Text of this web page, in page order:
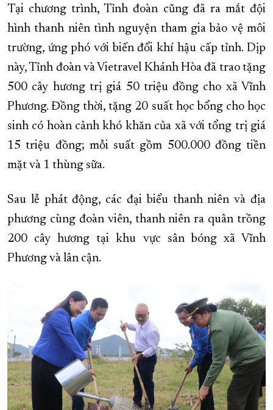
Tại chương trình, Tỉnh đoàn cũng đã ra mắt đội
hình thanh niên tình nguyện tham gia bảo vệ môi
trường, ứng phó với biến đổi khí hậu cấp tỉnh. Dịp
này, Tỉnh đoàn và Vietravel Khánh Hòa đã trao tặng
500 cây hương trị giá 50 triệu đồng cho xã Vĩnh
Phương. Đồng thời, tặng 20 suất học bổng cho học
sinh có hoàn cảnh khó khăn của xã với tổng trị giá
15 triệu đồng; mỗi suất gồm 500.000 đồng tiền
mặt và 1 thùng sữa.
Sau lễ phát động, các đại biểu thanh niên và địa
phương cùng đoàn viên, thanh niên ra quân trồng
200 cây hương tại khu vực sân bóng xã Vĩnh
Phương và lân cận.